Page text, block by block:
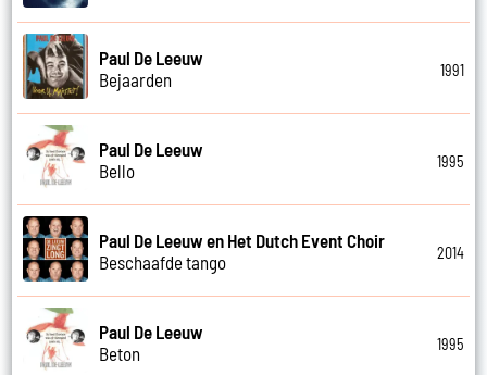
Paul De Leeuw
Bejaarden
1991
Paul De Leeuw
Bello
1995
Paul De Leeuw en Het Dutch Event Choir
Beschaafde tango
2014
Paul De Leeuw
Beton
1995